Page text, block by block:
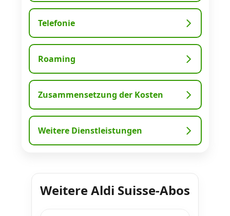
Telefonie
Roaming
Zusammensetzung der Kosten
Weitere Dienstleistungen
Weitere Aldi Suisse-Abos